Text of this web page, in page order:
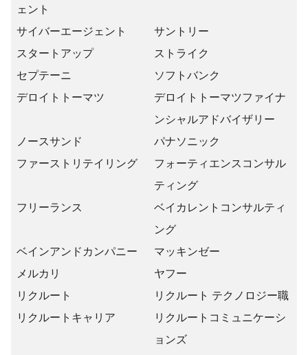
ェント
サイバーエージェント
サントリー
スタートアップ
ストライク
セプテーニ
ソフトバンク
デロイトトーマツ
デロイトトーマツファイナ
ンシャルアドバイザリー
ノースサンド
パナソニック
ファーストリテイリング
フォーティエンスコンサル
ティング
フリーランス
ベイカレントコンサルティ
ング
ベインアンドカンパニー
マッキンゼー
メルカリ
ヤフー
リクルート
リクルート テクノロジー職
リクルートキャリア
リクルートコミュニケーシ
ョンズ